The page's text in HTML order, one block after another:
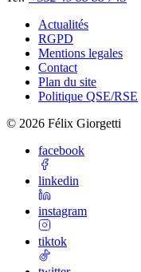
Actualités
RGPD
Mentions legales
Contact
Plan du site
Politique QSE/RSE
© 2026 Félix Giorgetti
facebook
linkedin
instagram
tiktok